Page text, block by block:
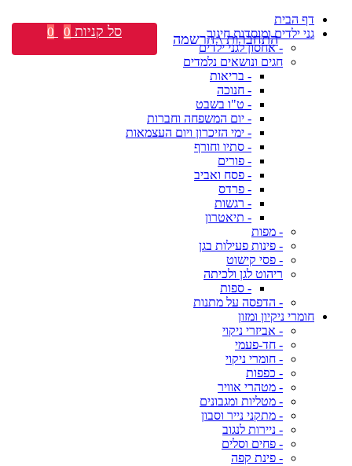
דף הבית
גני ילדים ומוסדות חינוך
- אחסון לגני ילדים
חגים ונושאים נלמדים
- בריאות
- חנוכה
- ט"ו בשבט
- יום המשפחה וחברות
- ימי הזיכרון ויום העצמאות
- סתיו וחורף
- פורים
- פסח ואביב
- פרדס
- רגשות
- תיאטרון
- מפות
- פינות פעילות בגן
- פסי קישוט
ריהוט לגן ולכיתה
- ספות
- הדפסה על מתנות
חומרי ניקיון ומזון
- אביזרי ניקוי
- חד-פעמי
- חומרי ניקוי
- כפפות
- מטהרי אוויר
- מטליות ומגבונים
- מתקני נייר וסבון
- ניירות לנגוב
- פחים וסלים
- פינת קפה
התחברות \ הרשמה סל קניות 0
0